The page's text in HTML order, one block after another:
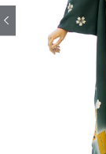
七五三レンタル
卒業式袴レンタル